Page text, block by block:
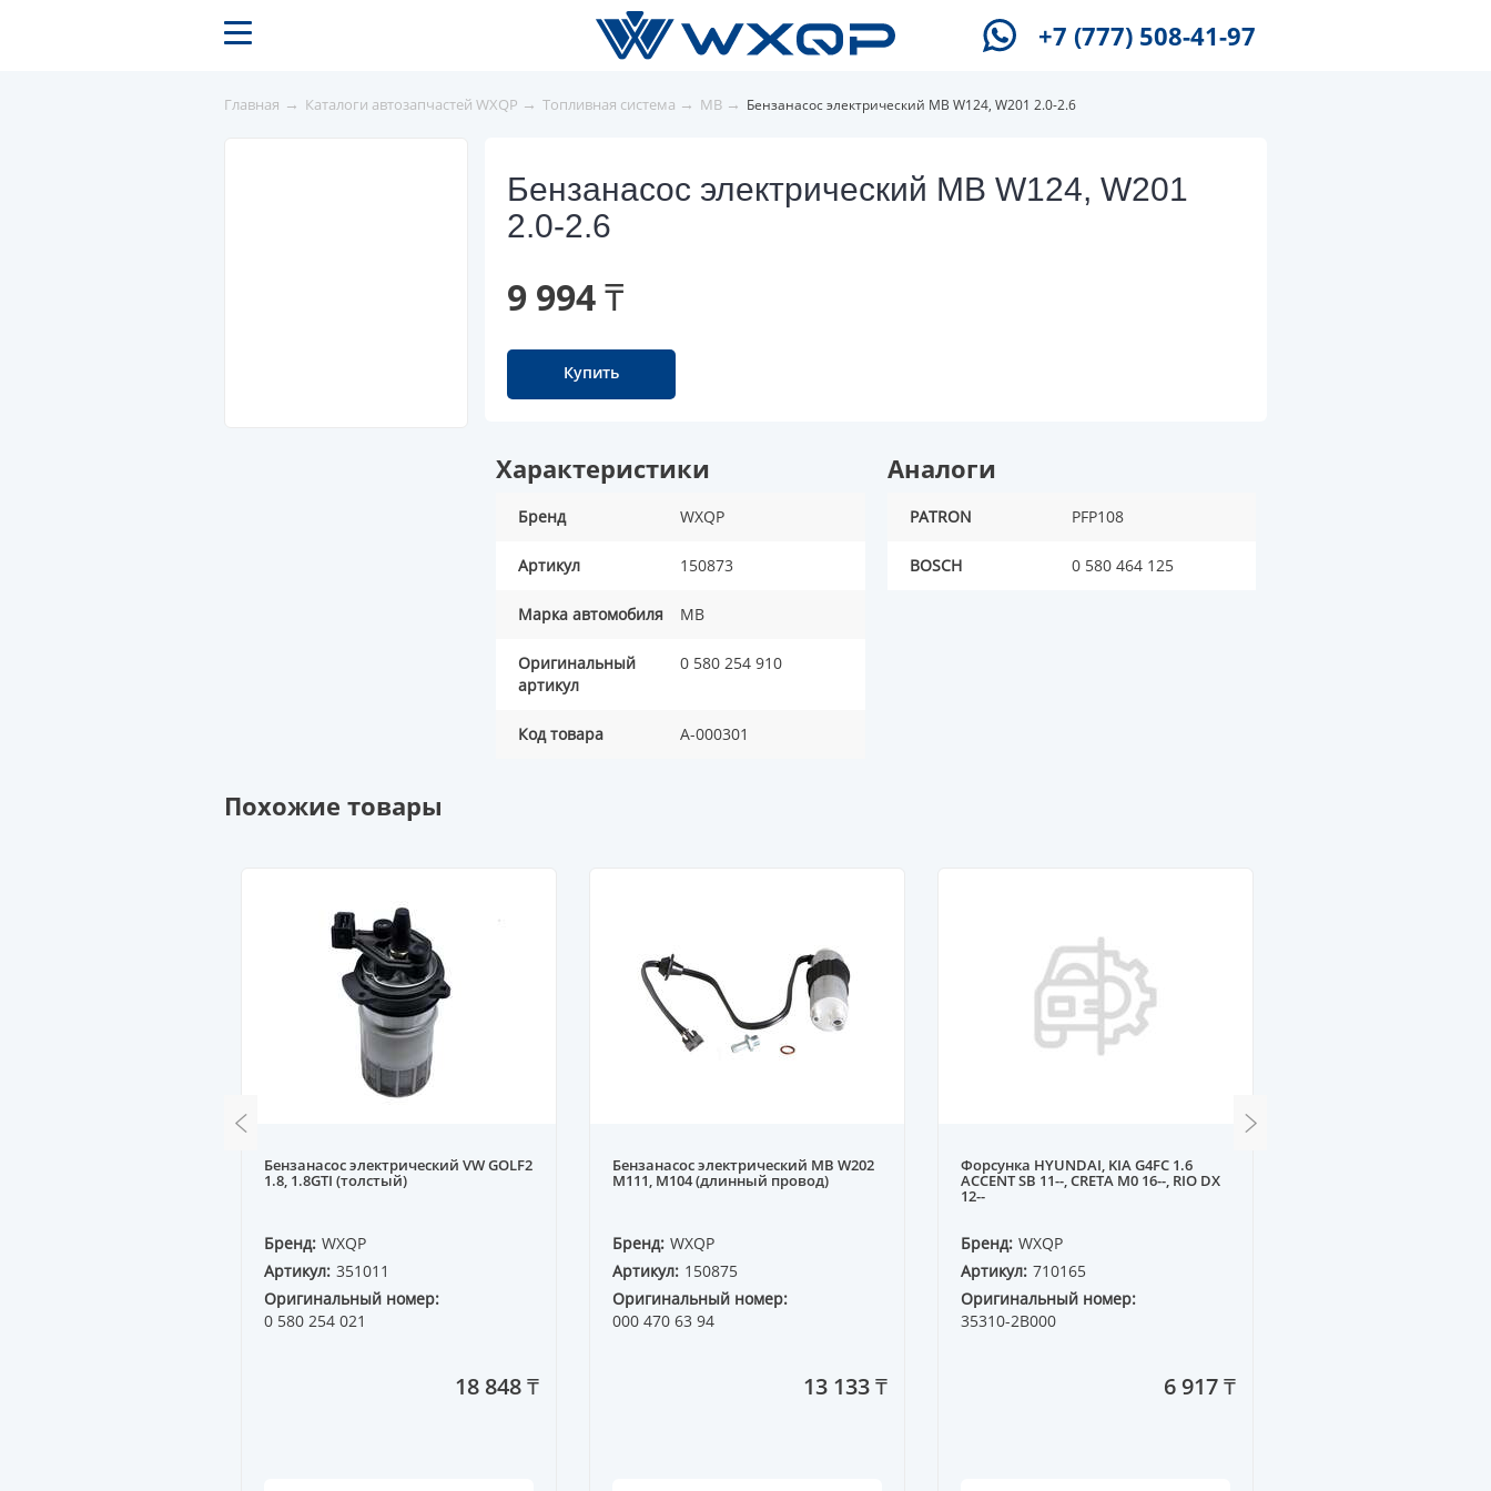
+7 (777) 508-41-97
Главная → Каталоги автозапчастей WXQP → Топливная система → MB → Бензанасос электрический MB W124, W201 2.0-2.6
Бензанасос электрический MB W124, W201
2.0-2.6
9 994 ₸
Купить
Характеристики
Бренд WXQP
Артикул 150873
Марка автомобиля MB
Оригинальный
артикул
0 580 254 910
Код товара A-000301
Аналоги
PATRON PFP108
BOSCH 0 580 464 125
Похожие товары
Бензанасос электрический VW GOLF2
1.8, 1.8GTI (толстый)
Бренд: WXQP
Артикул: 351011
Оригинальный номер:
0 580 254 021
18 848 ₸
Бензанасос электрический MB W202
M111, M104 (длинный провод)
Бренд: WXQP
Артикул: 150875
Оригинальный номер:
000 470 63 94
13 133 ₸
Форсунка HYUNDAI, KIA G4FC 1.6
ACCENT SB 11--, CRETA M0 16--, RIO DX
12--
Бренд: WXQP
Артикул: 710165
Оригинальный номер:
35310-2B000
6 917 ₸